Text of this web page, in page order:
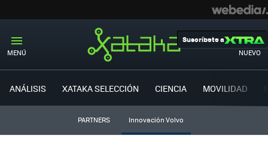
MENÚ NUEVO
Suscríbete a
ANÁLISIS XATAKA SELECCIÓN CIENCIA MOVILIDAD
PARTNERS Innovación Volvo